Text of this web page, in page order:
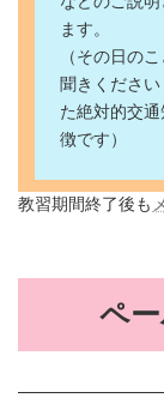
ます。
（その日の
聞きくださ
た絶対的交
徴です）
教習期間終了後も
ペ